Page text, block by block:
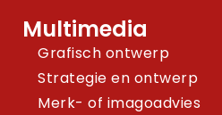
Multimedia
Grafisch ontwerp
Strategie en ontwerp
Merk- of imagoadvies